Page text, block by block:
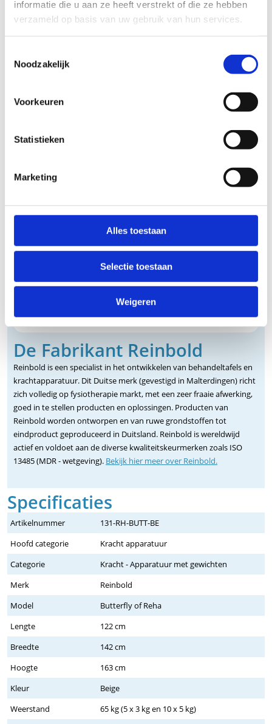
informatie die u aan ze heeft verstrekt of die ze hebben
verzameld op basis van uw gebruik van hun services.
Noodzakelijk
Voorkeuren
Statistieken
Marketing
Alles toestaan
Selectie toestaan
Weigeren
De Fabrikant Reinbold
Reinbold is een specialist in het ontwikkelen van behandeltafels en
krachtapparatuur. Dit Duitse merk (gevestigd in Malterdingen) richt
zich volledig op fysiotherapie markt, met een zeer fraaie afwerking,
goed in te stellen producten en oplossingen. Producten van
Reinbold worden ontworpen en van ruwe grondstoffen tot
eindproduct geproduceerd in Duitsland. Reinbold is wereldwijd
actief en voldoet aan de diverse kwaliteitskeurmerken zoals ISO
13485 (MDR - wetgeving). Bekijk hier meer over Reinbold.
Specificaties
Artikelnummer
131-RH-BUTT-BE
Hoofd categorie
Kracht apparatuur
Categorie
Kracht - Apparatuur met gewichten
Merk
Reinbold
Model
Butterfly of Reha
Lengte
122 cm
Breedte
142 cm
Hoogte
163 cm
Kleur
Beige
Weerstand
65 kg (5 x 3 kg en 10 x 5 kg)